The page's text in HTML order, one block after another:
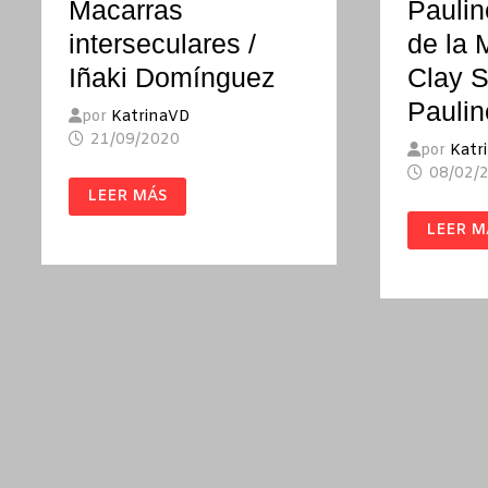
Macarras
interseculares /
Iñaki Domínguez
por KatrinaVD
21/09/2020
MACARRAS
INTERSECULARES
/
LEER MÁS
de la
Clay
por
08/02/
DE
DE
LEER